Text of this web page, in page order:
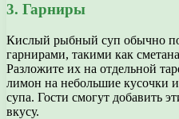
3. Гарниры
Кислый рыбный суп обычно
гарнирами, такими как
Разложите их на отдельной
лимон на небольшие кусочки
супа. Гости смогут добавить
вкусу.